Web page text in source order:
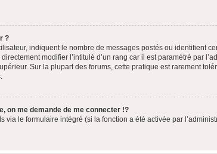
?
indiquent le nombre de messages postés ou identifient
modifier l’intitulé d’un rang car il est paramétré par
Sur la plupart des forums, cette pratique est rarement
on me demande de me connecter !?
via le formulaire intégré (si la fonction a été activée par